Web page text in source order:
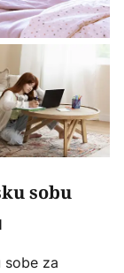
sobu
sobe za